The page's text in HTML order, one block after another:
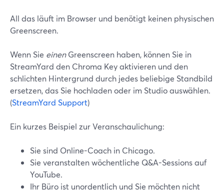
All das läuft im Browser und benötigt keinen physischen
Greenscreen.
Wenn Sie einenGreenscreen haben, können Sie in
StreamYard den Chroma Key aktivieren und den
schlichten Hintergrund durch jedes beliebige Standbild
ersetzen, das Sie hochladen oder im Studio auswählen.
(StreamYard Support)
Ein kurzes Beispiel zur Veranschaulichung:
Sie sind Online-Coach in Chicago.
Sie veranstalten wöchentliche Q&A-Sessions auf
YouTube.
Ihr Büro ist unordentlich und Sie möchten nicht